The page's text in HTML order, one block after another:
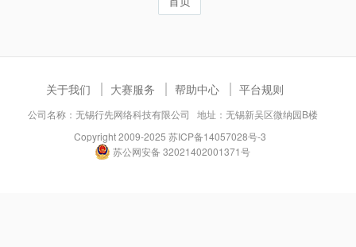
关于我们 大赛服务 帮助中心 平台规则
公司名称：无锡行先网络科技有限公司 地址：无锡新吴区微纳园B楼
Copyright 2009-2025 苏ICP备14057028号-3
苏公网安备 32021402001371号